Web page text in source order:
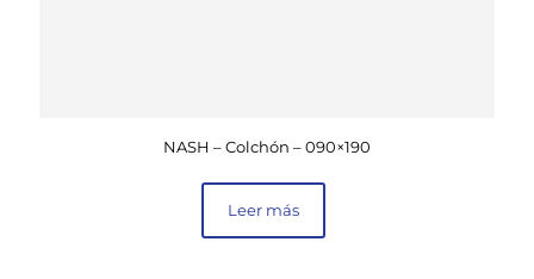
NASH – Colchón – 090×190
Leer más